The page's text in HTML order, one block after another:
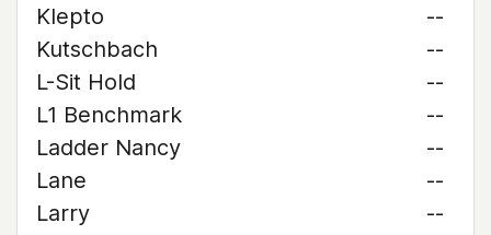
Klepto
--
Kutschbach
--
L-Sit Hold
--
L1 Benchmark
--
Ladder Nancy
--
Lane
--
Larry
--